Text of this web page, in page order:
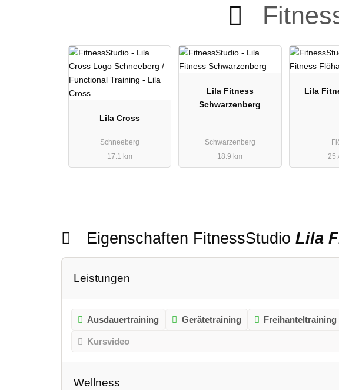
Lila Cross
Schneeberg
17.1 km
Lila Fitness
Schwarzenberg
Schwarzenberg
18.9 km
Lila
Eigenschaften FitnessStudioLila
Leistungen
Ausdauertraining Gerätetraining Freihanteltraining
Kursvideo
Wellness